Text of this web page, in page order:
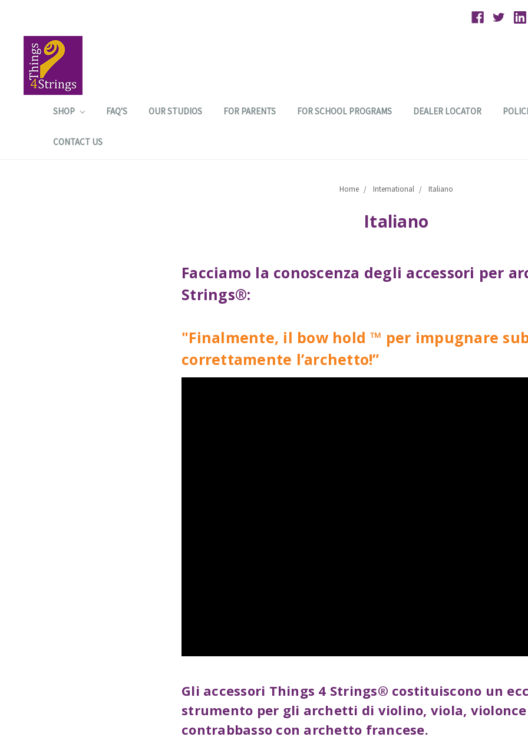
SHOP FAQ'S OUR STUDIOS FOR PARENTS FOR SCHOOL PROGRAMS DEALER LOCATOR
CONTACT US
Home International Italiano
Italiano
Facciamo la conoscenza degli accessori per
Strings®:
"Finalmente, il bow hold ™ per impugnare
correttamente l’archetto!”
Gli accessori Things 4 Strings® costituiscono un
strumento per gli archetti di violino, viola,
contrabbasso con archetto francese.